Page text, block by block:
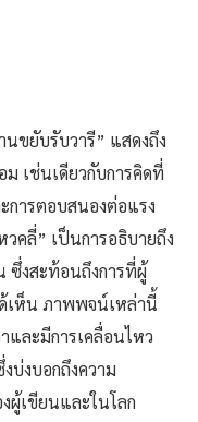
ขยับรับวารี” แสดงถึง
เช่นเดียวกับการคิดที่
การตอบสนองต่อแรง
คลี่” เป็นการอธิบายถึง
ซึ่งสะท้อนถึงการที่ผู้
เห็น ภาพพจน์เหล่านี้
และมีการเคลื่อนไหว
บ่งบอกถึงความ
ผู้เขียนและในโลก